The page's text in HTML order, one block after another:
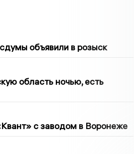
объявили в розыск
область ночью, есть
с заводом в Воронеже